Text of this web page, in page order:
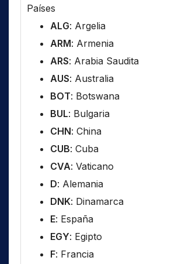
Países
ALG: Argelia
ARM: Armenia
ARS: Arabia Saudita
AUS: Australia
BOT: Botswana
BUL: Bulgaria
CHN: China
CUB: Cuba
CVA: Vaticano
D: Alemania
DNK: Dinamarca
E: España
EGY: Egipto
F: Francia